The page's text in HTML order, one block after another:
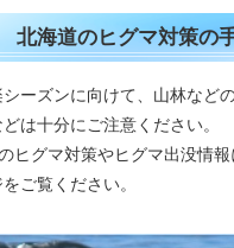
北海道のヒグマ対策の
ーズンに向けて、山林など
は十分にご注意ください。
ヒグマ対策やヒグマ出没情報
ご覧ください。